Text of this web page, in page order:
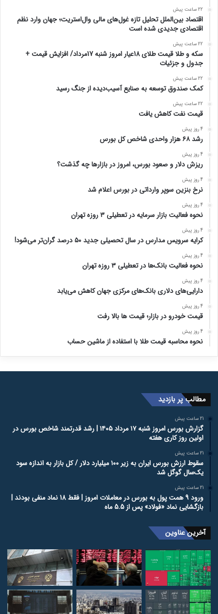
22 ساعت پیش
اقتصاد بین‌الملل تحلیل تازه غول‌های مالی وال‌استریت؛ جهان وارد نظم
اقتصادی جدیدی شده است
22 ساعت پیش
سکه و طلا قیمت طلای 18عیار امروز شنبه 17مرداد/ افزایش قیمت +
جدول و جزئیات
22 ساعت پیش
کمک صندوق توسعه به صنایع آسیب‌دیده از جنگ رسید
22 ساعت پیش
قیمت نفت کاهش یافت
4 روز پیش
رشد ۶۸ هزار واحدی شاخص کل بورس
4 روز پیش
ریزش دلار و صعود بورس، امروز در بازارها چه گذشت؟
4 روز پیش
نرخ بنزین سوپر وارداتی در بورس اعلام شد
4 روز پیش
نحوه فعالیت بازار سرمایه در تعطیلی ۳ روزه تهران
4 روز پیش
کرایه سرویس مدارس در سال تحصیلی جدید ۵۰ درصد گران‌تر می‌شود!
4 روز پیش
نحوه فعالیت بانک‌ها در تعطیلی ۳ روزه تهران
4 روز پیش
دارایی‌های دلاری بانک‌های مرکزی جهان کاهش می‌یابد
4 روز پیش
قیمت خودرو در بازار؛ قیمت ها بالا رفت
4 روز پیش
نحوه محاسبه قیمت طلا با استفاده از ماشین حساب
مطالب پر بازدید
21 ساعت پیش
گزارش بورس امروز شنبه ۱۷ مرداد ۱۴۰۵ | رشد قدرتمند شاخص بورس در
اولین روز کاری هفته
21 ساعت پیش
سقوط ارزش بورس ایران به زیر ۱۰۰ میلیارد دلار / کل بازار به اندازه سود
یک‌سال گوگل شد
21 ساعت پیش
ورود 9 همت پول به بورس در معاملات امروز | فقط 18 نماد منفی بودند |
بازگشایی نماد «فولاد» پس از 5.5 ماه
آخرین عناوین